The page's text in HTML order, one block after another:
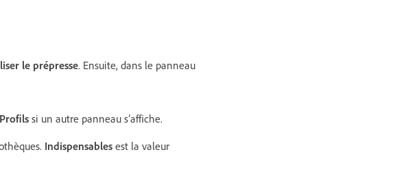
le prépresse. Ensuite, dans le panneau
Profils si un autre panneau s’affiche.
Indispensables est la valeur